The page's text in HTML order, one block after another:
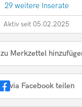
29 weitere Inserate
Aktiv seit 05.02.2025
zu Merkzettel
via Facebook teilen